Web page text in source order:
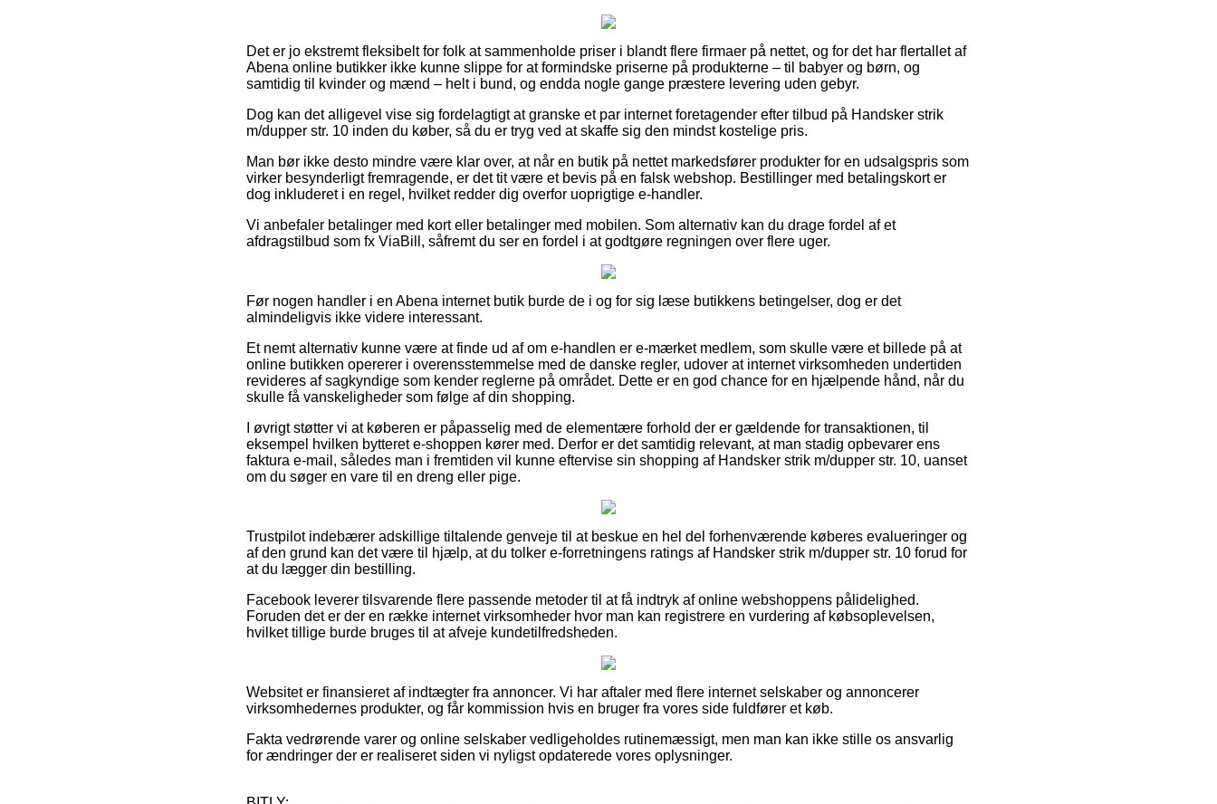
Det er jo ekstremt fleksibelt for folk at sammenholde priser i blandt flere firmaer på nettet, og for det har flertallet af
Abena online butikker ikke kunne slippe for at formindske priserne på produkterne – til babyer og børn, og
samtidig til kvinder og mænd – helt i bund, og endda nogle gange præstere levering uden gebyr.
Dog kan det alligevel vise sig fordelagtigt at granske et par internet foretagender efter tilbud på Handsker strik
m/dupper str. 10 inden du køber, så du er tryg ved at skaffe sig den mindst kostelige pris.
Man bør ikke desto mindre være klar over, at når en butik på nettet markedsfører produkter for en udsalgspris som
virker besynderligt fremragende, er det tit være et bevis på en falsk webshop. Bestillinger med betalingskort er
dog inkluderet i en regel, hvilket redder dig overfor uoprigtige e-handler.
Vi anbefaler betalinger med kort eller betalinger med mobilen. Som alternativ kan du drage fordel af et
afdragstilbud som fx ViaBill, såfremt du ser en fordel i at godtgøre regningen over flere uger.
Før nogen handler i en Abena internet butik burde de i og for sig læse butikkens betingelser, dog er det
almindeligvis ikke videre interessant.
Et nemt alternativ kunne være at finde ud af om e-handlen er e-mærket medlem, som skulle være et billede på at
online butikken opererer i overensstemmelse med de danske regler, udover at internet virksomheden undertiden
revideres af sagkyndige som kender reglerne på området. Dette er en god chance for en hjælpende hånd, når du
skulle få vanskeligheder som følge af din shopping.
I øvrigt støtter vi at køberen er påpasselig med de elementære forhold der er gældende for transaktionen, til
eksempel hvilken bytteret e-shoppen kører med. Derfor er det samtidig relevant, at man stadig opbevarer ens
faktura e-mail, således man i fremtiden vil kunne eftervise sin shopping af Handsker strik m/dupper str. 10, uanset
om du søger en vare til en dreng eller pige.
Trustpilot indebærer adskillige tiltalende genveje til at beskue en hel del forhenværende køberes evalueringer og
af den grund kan det være til hjælp, at du tolker e-forretningens ratings af Handsker strik m/dupper str. 10 forud for
at du lægger din bestilling.
Facebook leverer tilsvarende flere passende metoder til at få indtryk af online webshoppens pålidelighed.
Foruden det er der en række internet virksomheder hvor man kan registrere en vurdering af købsoplevelsen,
hvilket tillige burde bruges til at afveje kundetilfredsheden.
Websitet er finansieret af indtægter fra annoncer. Vi har aftaler med flere internet selskaber og annoncerer
virksomhedernes produkter, og får kommission hvis en bruger fra vores side fuldfører et køb.
Fakta vedrørende varer og online selskaber vedligeholdes rutinemæssigt, men man kan ikke stille os ansvarlig
for ændringer der er realiseret siden vi nyligst opdaterede vores oplysninger.